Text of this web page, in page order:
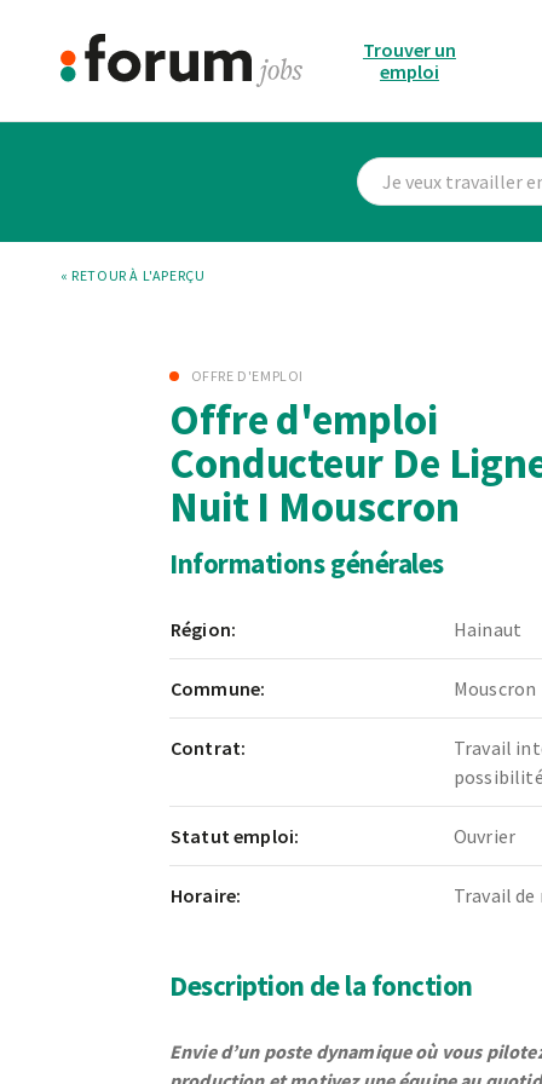
Trouver un
emploi
« RETOUR À L'APERÇU
OFFRE D'EMPLOI
Offre d'emploi
Conducteur De
Nuit I Mouscron
Informations générales
Région: Hainaut
Commune: Mouscron
Contrat:
Travail
Statut emploi: Ouvrier
Horaire: Travail de
Description de la fonction
Envie d’un poste dynamique où vous